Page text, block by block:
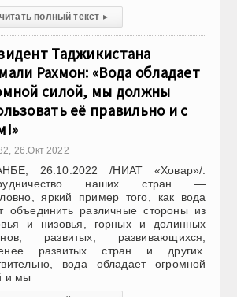
полный текст ▸
Таджикистана
Рахмон: «Вода обладает
силой, мы должны
её правильно и с
26.Окт 2022
26.10.2022 /НИАТ «Ховар»/.
наших стран —
яркий пример того, как вода
объединить различные стороны из
и низовья, горных и долинных
развитых, развивающихся,
развитых стран и других.
вода обладает огромной
и мы